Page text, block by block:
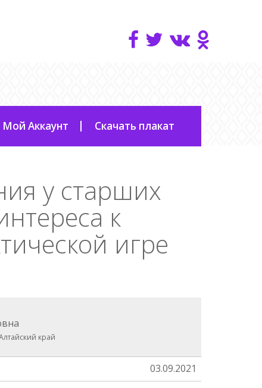
Мой Аккаунт Скачать плакат
у старших
к
игре
край
03.09.2021